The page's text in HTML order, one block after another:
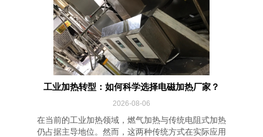
工业加热转型：如何科学选择电磁加热厂家？
2026-08-06
在当前的工业加热领域，燃气加热与传统电阻式加热
仍占据主导地位。然而，这两种传统方式在实际应用